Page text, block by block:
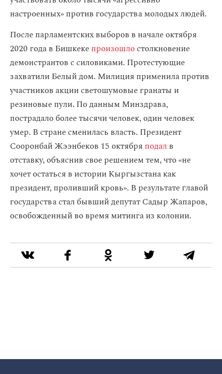
настроенных» против государства молодых людей.
После парламентских выборов в начале октября
2020 года в Бишкекепроизошлостолкновение
демонстрантов с силовиками. Протестующие
захватили Белый дом. Милиция применила против
участников акции светошумовые гранаты и
резиновые пули. По данным Минздрава,
пострадало более тысячи человек, один человек
умер. В стране сменилась власть. Президент
Сооронбай Жээнбеков 15 октября подал в
отставку, объяснив свое решением тем, что «не
хочет остаться в истории Кыргызстана как
президент, проливший кровь». В результате главой
государства стал бывший депутат Садыр Жапаров,
освобожденный во время митинга из колонии.